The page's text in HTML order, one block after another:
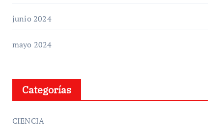
junio 2024
mayo 2024
Categorías
CIENCIA